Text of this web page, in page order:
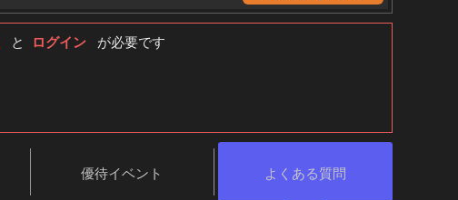
と ログイン が必要です
優待イベント よくある質問